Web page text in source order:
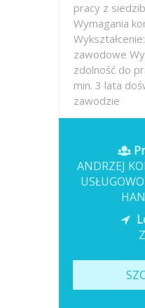
pracy z
Wymagania
zawodowe
zdolność do
min. 3 lata
zawodzie
ANDRZEJ